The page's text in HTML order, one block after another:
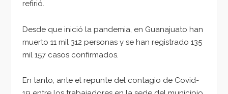
refirió.
Desde que inició la pandemia, en Guanajuato han
muerto 11 mil 312 personas y se han registrado 135
mil 157 casos confirmados.
En tanto, ante el repunte del contagio de Covid-